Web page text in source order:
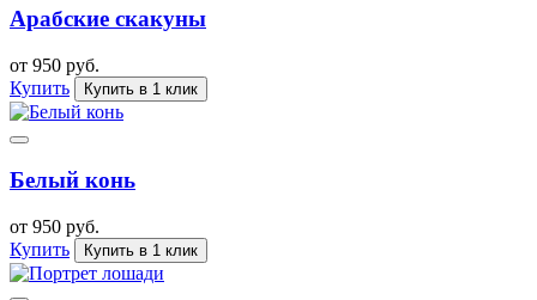
Арабские скакуны
от 950 руб.
Купить
Купить в 1 клик
Белый конь
от 950 руб.
Купить
Купить в 1 клик